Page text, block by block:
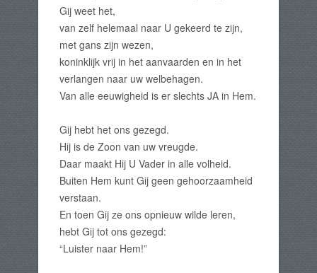
Gij weet het,
van zelf helemaal naar U gekeerd te zijn,
met gans zijn wezen,
koninklijk vrij in het aanvaarden en in het
verlangen naar uw welbehagen.
Van alle eeuwigheid is er slechts JA in Hem.
Gij hebt het ons gezegd.
Hij is de Zoon van uw vreugde.
Daar maakt Hij U Vader in alle volheid.
Buiten Hem kunt Gij geen gehoorzaamheid
verstaan.
En toen Gij ze ons opnieuw wilde leren,
hebt Gij tot ons gezegd:
“Luister naar Hem!”